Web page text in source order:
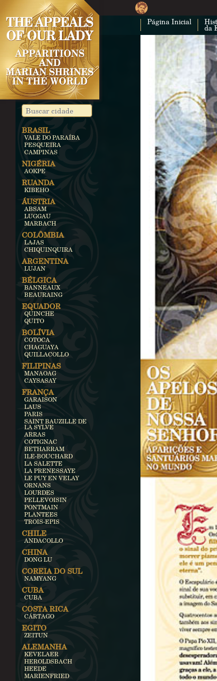
Página Inicial
da
BRASIL
VALE DO PARAÍBA
PESQUEIRA
CAMPINAS
NIGÉRIA
AOKPE
RUANDA
KIBEHO
ÁUSTRIA
ABSAM
LUGGAU
MARBACH
COLÔMBIA
LAJAS
CHIQUINQUIRA
ARGENTINA
LUJAN
BÉLGICA
BANNEAUX
BEAURAING
EQUADOR
QUINCHE
QUITO
BOLÍVIA
COTOCA
CHAGUAYA
QUILLACOLLO
FILIPINAS
MANAOAG
CAYSASAY
FRANÇA
GARAISON
LAUS
PARIS
SAINT BAUZILLE DE
LA SYLVE
ARRAS
COTIGNAC
BETHARRAM
ILE-BOUCHARD
LA SALETTE
LA PRENESSAYE
LE PUY EN VELAY
ORNANS
LOURDES
PELLEVOISIN
PONTMAIN
PLANTEES
TROIS-EPIS
CHILE
ANDACOLLO
CHINA
DONG LU
COREIA DO SUL
NAMYANG
CUBA
CUBA
COSTA RICA
CÁRTAGO
EGITO
ZEITUN
ALEMANHA
KEVELAER
HEROLDSBACH
HEEDE
MARIENFRIED